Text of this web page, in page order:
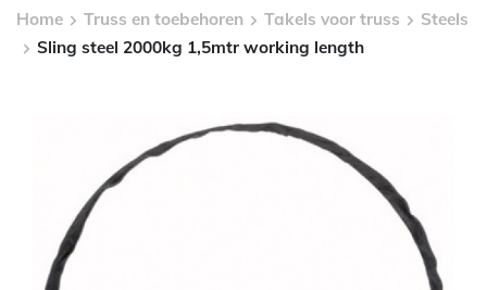
Home Truss en toebehoren Takels voor truss
Steels
Sling steel 2000kg 1,5mtr working length